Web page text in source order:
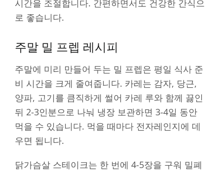
시간을 조절합니다. 간편하면서도 건강한 간식으
로 좋습니다.
주말 밀 프렙 레시피
주말에 미리 만들어 두는 밀 프렙은 평일 식사 준
비 시간을 크게 줄여줍니다. 카레는 감자, 당근,
양파, 고기를 큼직하게 썰어 카레 루와 함께 끓인
뒤 2-3인분으로 나눠 냉장 보관하면 3-4일 동안
먹을 수 있습니다. 먹을 때마다 전자레인지에 데
우면 됩니다.
닭가슴살 스테이크는 한 번에 4-5장을 구워 밀폐